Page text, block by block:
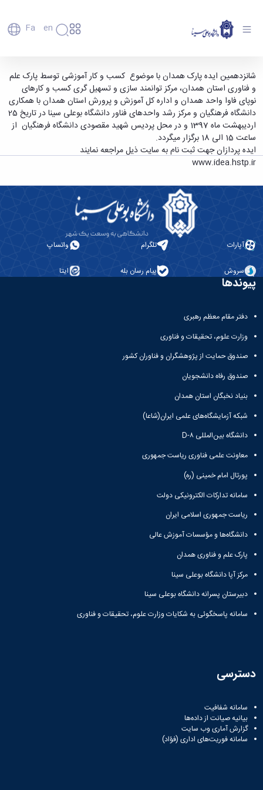
Fa En
دانشگاه
تاریخچه
و
معرفی
برنامه
راهبردی
دانشگاه
نقشه
سازمان
و
معاونت
آموزشی
تکمیلی
دانشجویی
معاونت
و
فناوری
معاونت
فرهنگی
اجتماعی
نهاد
مقام
معظم
رهبری
تماس
دانشگاه
اعضای
هیأت
علمی
کارکنان
دانشجویان
فارغ
التحصیلان
دانشکده‌ها
پردیس
مهندسی
نفت
انسانی
هنر
دامپزشکی
علوم
پایه
علوم
اقتصادی
و
اجتماعی
های
اقماری
ارتباط
روابط
Apply
Now
شانزدهمین ایده پارک کسب و کار آموزشی -
دانشگاه بوعلی سینا همدان
شانزدهمین ایده پارک همدان با موضوع کسب و کار آموزشی توسط پارک علم
و فناوری استان همدان، مرکز توانمند سازی و تسهیل گری کسب و کارهای
نوپای فاوا واحد همدان و اداره کل آموزش و پرورش استان همدان با همکاری
دانشگاه فرهنگیان و مرکز رشد واحدهای فناور دانشگاه بوعلی سینا در تاریخ 25
اردیبهشت ماه 1397 و در محل پردیس شهید مقصودی دانشگاه فرهنگیان از
ساعت 15 الی 18 برگزار میگردد.
ایده پردازان جهت ثبت نام به سایت ذیل مراجعه نمایند
www.idea.hstp.ir
آپارات تلگرام واتساپ
سروش پیام رسان بله ایتا
پیوندها
دفتر مقام معظم رهبری
وزارت علوم، تحقیقات و فناوری
صندوق حمایت از پژوهشگران و فناوران کشور
صندوق رفاه دانشجویان
بنیاد نخبگان استان همدان
شبکه آزمایشگاه‌های علمی ایران(شاعا)
دانشگاه بین‌المللی D-۸
معاونت علمی فناوری ریاست جمهوری
پورتال امام خمینی (ره)
سامانه تدارکات الکترونیکی دولت
ریاست جمهوری اسلامی ایران
دانشگاه‌ها و مؤسسات آموزش عالی
پارک علم و فناوری همدان
مرکز آپا دانشگاه بوعلی سینا
دبیرستان پسرانه دانشگاه بوعلی سینا
سامانه پاسخگوئی به شکایات وزارت علوم، تحقیقات و فناوری
دسترسی
سامانه شفافیت
بیانیه صیانت از داده‌ها
گزارش آماری وب‌ سایت
سامانه فوریت‌های اداری (فؤاد)